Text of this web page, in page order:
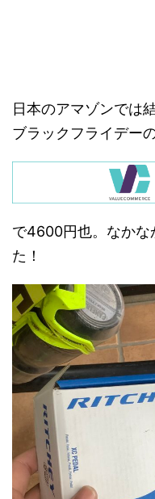
日本のアマゾンでは
ブラックフライデー
で4600円也。なかな
た！